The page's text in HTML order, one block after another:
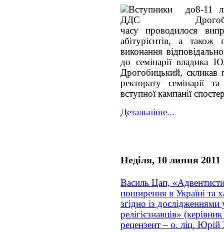
8-11
часу проводилося
абітурієнтів, а
виконання
до семінарії владика
Дрогобицький, скликав
ректорату семінарії
вступної кампанії
Детальніше...
Неділя, 10 липня 2011
Василь Цап,
поширення в Україні та
згідно із дослідженнями
релігієзнавців»
рецензент – о. ліц.